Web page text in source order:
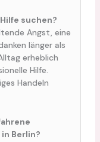
suchen?
Angst, eine
länger als
erheblich
Hilfe.
Handeln
Berlin?